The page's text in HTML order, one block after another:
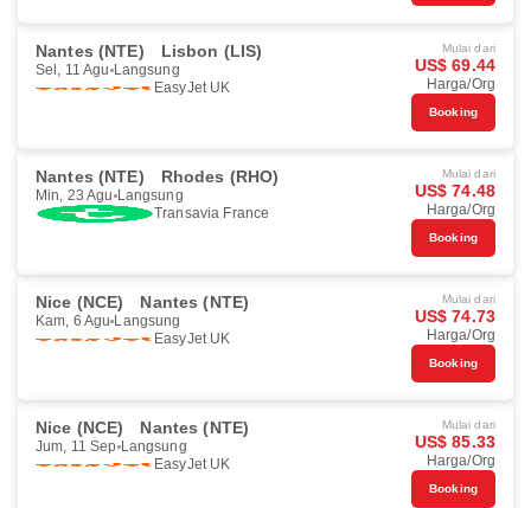
Nantes (NTE) Lisbon (LIS)
Sel, 11 Agu Langsung
EasyJet UK
Mulai dari
US$ 69.44
Harga/Org
Booking
Nantes (NTE) Rhodes (RHO)
Min, 23 Agu Langsung
Transavia France
Mulai dari
US$ 74.48
Harga/Org
Booking
Nice (NCE) Nantes (NTE)
Kam, 6 Agu Langsung
EasyJet UK
Mulai dari
US$ 74.73
Harga/Org
Booking
Nice (NCE) Nantes (NTE)
Jum, 11 Sep Langsung
EasyJet UK
Mulai dari
US$ 85.33
Harga/Org
Booking